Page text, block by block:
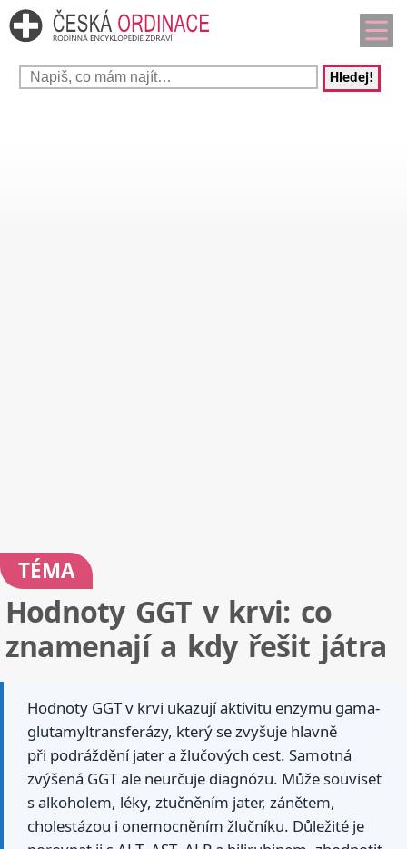
Hledej!
TÉMA
Hodnoty GGT v krvi: co
znamenají a kdy řešit játra
Hodnoty GGT v krvi ukazují aktivitu enzymu gama-
glutamyltransferázy, který se zvyšuje hlavně
při podráždění jater a žlučových cest. Samotná
zvýšená GGT ale neurčuje diagnózu. Může souviset
s alkoholem, léky, ztučněním jater, zánětem,
cholestázou i onemocněním žlučníku. Důležité je